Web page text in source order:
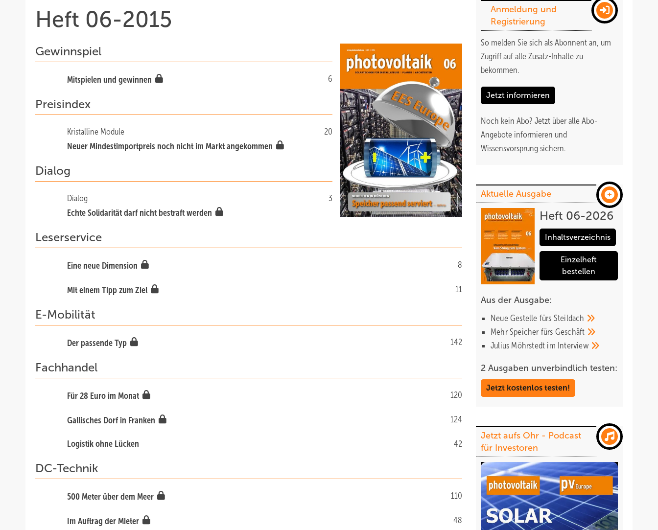
Heft 06-2015
Gewinnspiel
6
Mitspielen und gewinnen
Preisindex
20
Kristalline Module
Neuer Mindestimportpreis noch nicht im Markt angekommen
Dialog
3
Dialog
Echte Solidarität darf nicht bestraft werden
Leserservice
8
Eine neue Dimension
11
Mit einem Tipp zum Ziel
E-Mobilität
142
Der passende Typ
Fachhandel
120
Für 28 Euro im Monat
124
Gallisches Dorf in Franken
42
Logistik ohne Lücken
DC-Technik
110
500 Meter über dem Meer
48
Im Auftrag der Mieter
Anmeldung und
Registrierung
So melden Sie sich als Abonnent an, um
Zugriff auf alle Zusatz-Inhalte zu
bekommen.
Jetzt informieren
Noch kein Abo? Jetzt über alle Abo-
Angebote informieren und
Wissensvorsprung sichern.
Aktuelle Ausgabe
Heft 06-2026
Inhaltsverzeichnis
Einzelheft
bestellen
Aus der Ausgabe:
Neue Gestelle fürs Steildach
Mehr Speicher fürs Geschäft
Julius Möhrstedt im Interview
2 Ausgaben unverbindlich testen:
Jetzt kostenlos testen!
Jetzt aufs Ohr - Podcast
für Investoren